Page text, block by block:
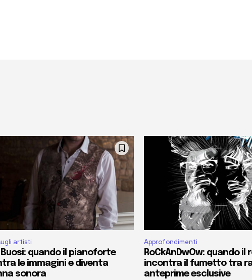
artisti
Buosi: quando il pianoforte
le immagini e diventa
sonora
Approfondimenti
RoCkAnDwOw: quando il
incontra il fumetto tra
anteprime esclusive